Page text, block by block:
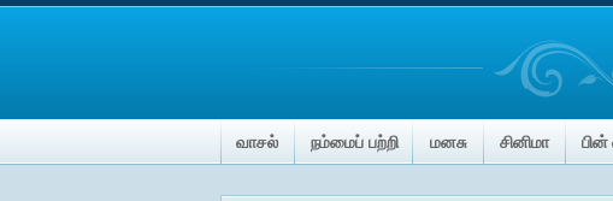
வாசல் நம்மைப் பற்றி மனசு சினிமா